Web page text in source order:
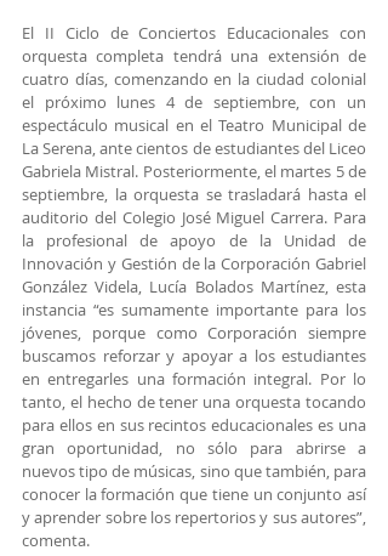
El II Ciclo de Conciertos Educacionales con
orquesta completa tendrá una extensión de
cuatro días, comenzando en la ciudad colonial
el próximo lunes 4 de septiembre, con un
espectáculo musical en el Teatro Municipal de
La Serena, ante cientos de estudiantes del Liceo
Gabriela Mistral. Posteriormente, el martes 5 de
septiembre, la orquesta se trasladará hasta el
auditorio del Colegio José Miguel Carrera. Para
la profesional de apoyo de la Unidad de
Innovación y Gestión de la Corporación Gabriel
González Videla, Lucía Bolados Martínez, esta
instancia “es sumamente importante para los
jóvenes, porque como Corporación siempre
buscamos reforzar y apoyar a los estudiantes
en entregarles una formación integral. Por lo
tanto, el hecho de tener una orquesta tocando
para ellos en sus recintos educacionales es una
gran oportunidad, no sólo para abrirse a
nuevos tipo de músicas, sino que también, para
conocer la formación que tiene un conjunto así
y aprender sobre los repertorios y sus autores”,
comenta.